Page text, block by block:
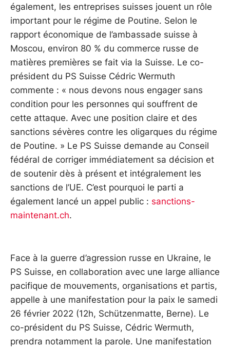
également, les entreprises suisses jouent un rôle
important pour le régime de Poutine. Selon le
rapport économique de l’ambassade suisse à
Moscou, environ 80 % du commerce russe de
matières premières se fait via la Suisse. Le co-
président du PS Suisse Cédric Wermuth
commente : « nous devons nous engager sans
condition pour les personnes qui souffrent de
cette attaque. Avec une position claire et des
sanctions sévères contre les oligarques du régime
de Poutine. » Le PS Suisse demande au Conseil
fédéral de corriger immédiatement sa décision et
de soutenir dès à présent et intégralement les
sanctions de l’UE. C’est pourquoi le parti a
également lancé un appel public : sanctions-
maintenant.ch.
Face à la guerre d’agression russe en Ukraine, le
PS Suisse, en collaboration avec une large alliance
pacifique de mouvements, organisations et partis,
appelle à une manifestation pour la paix le samedi
26 février 2022 (12h, Schützenmatte, Berne). Le
co-président du PS Suisse, Cédric Wermuth,
prendra notamment la parole. Une manifestation